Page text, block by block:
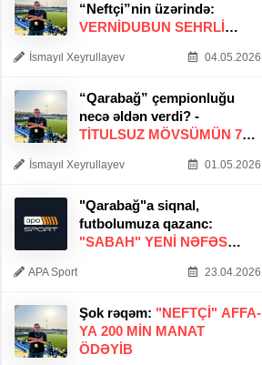
“Neftçi”nin üzərində:
VERNİDUBUN SEHRLİ
İsmayıl Xeyrullayev 04.05.2026
“Qarabağ” çempionluğu
necə əldən verdi? -
TITULSUZ MÖVSÜMÜN 7
İsmayıl Xeyrullayev 01.05.2026
"Qarabağ"a siqnal,
futbolumuza qazanc:
"SABAH" YENI NƏFƏS
APA Sport 23.04.2026
Şok rəqəm: "NEFTÇI" AFFA-
YA 200 MIN MANAT
ÖDƏYIB